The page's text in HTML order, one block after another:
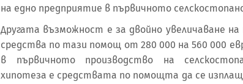
на едно предприятие в първичното
Другата възможност е за двойно увеличаване
средства по тази помощ от 280 000 на 560 000
в първичното производство на
хипотеза е средствата по помощта да се